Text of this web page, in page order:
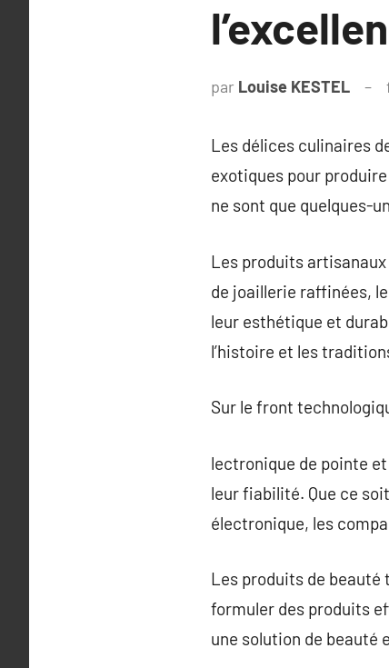
par Louise KESTEL
Les délices culinaires
exotiques pour
ne sont que quelques-
Les produits
de joaillerie raffinées,
leur esthétique et
l’histoire et les
Sur le front
lectronique de pointe
leur fiabilité. Que ce
électronique, les
Les produits de
formuler des produits
une solution de beauté